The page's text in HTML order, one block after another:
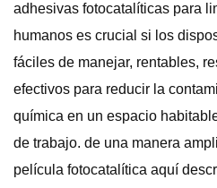
adhesivas fotocatalíticas para
humanos es crucial si los
fáciles de manejar, rentables,
efectivos para reducir la
química en un espacio
de trabajo. de una manera
película fotocatalítica aquí